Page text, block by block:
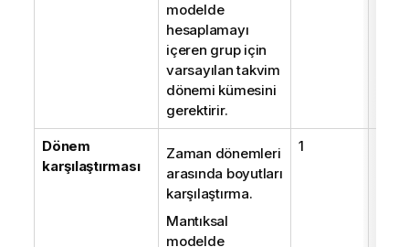
modelde
hesaplamayı
içeren grup için
varsayılan takvim
dönemi kümesini
gerektirir.
Dönem
karşılaştırması
Zaman dönemleri
arasında boyutları
karşılaştırma.
Mantıksal
modelde
1